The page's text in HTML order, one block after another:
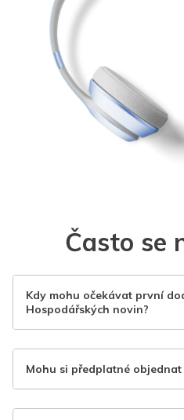
Často se
Kdy mohu očekávat první
Hospodářských novin?
Mohu si předplatné